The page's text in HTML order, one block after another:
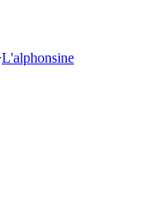
L'alphonsine